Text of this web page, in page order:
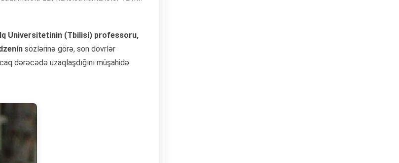
Universitetinin (Tbilisi) professoru,
sözlərinə görə, son dövrlər
dərəcədə uzaqlaşdığını müşahidə